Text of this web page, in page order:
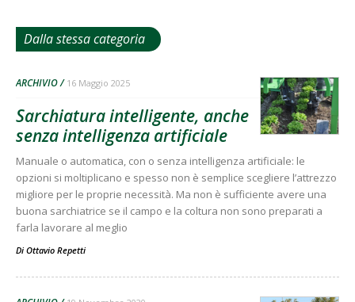
Dalla stessa categoria
ARCHIVIO 16 Maggio 2025
Sarchiatura intelligente, anche
senza intelligenza artificiale
Manuale o automatica, con o senza intelligenza artificiale: le
opzioni si moltiplicano e spesso non è semplice scegliere l’attrezzo
migliore per le proprie necessità. Ma non è sufficiente avere una
buona sarchiatrice se il campo e la coltura non sono preparati a
farla lavorare al meglio
Di Ottavio Repetti